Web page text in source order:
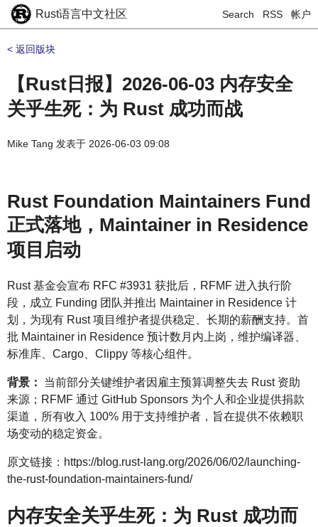
Rust语言中文社区 Search RSS 帐户
< 返回版块
【Rust日报】2026-06-03 内存安全
关乎生死：为 Rust 成功而战
Mike Tang 发表于 2026-06-03 09:08
Rust Foundation Maintainers Fund
正式落地，Maintainer in Residence
项目启动
Rust 基金会宣布 RFC #3931 获批后，RFMF 进入执行阶
段，成立 Funding 团队并推出 Maintainer in Residence 计
划，为现有 Rust 项目维护者提供稳定、长期的薪酬支持。首
批 Maintainer in Residence 预计数月内上岗，维护编译器、
标准库、Cargo、Clippy 等核心组件。
背景：
当前部分关键维护者因雇主预算调整失去 Rust 资助
来源；RFMF 通过 GitHub Sponsors 为个人和企业提供捐款
渠道，所有收入 100% 用于支持维护者，旨在提供不依赖职
场变动的稳定资金。
原文链接：https://blog.rust-lang.org/2026/06/02/launching-
the-rust-foundation-maintainers-fund/
内存安全关乎生死：为 Rust 成功而